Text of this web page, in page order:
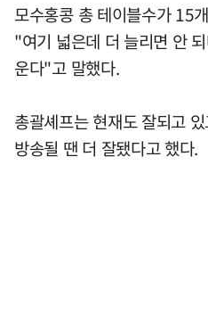
모수홍콩 총 테이블수가 15
"여기 넓은데 더 늘리면 안
운다"고 말했다.
총괄셰프는 현재도 잘되고
방송될 땐 더 잘됐다고 했다.